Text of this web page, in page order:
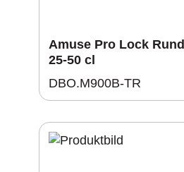
Amuse Pro Lock
25-50 cl
DBO.M900B-TR